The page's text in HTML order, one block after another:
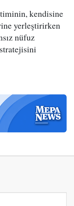
kendisine
yerleştirirken
nüfuz